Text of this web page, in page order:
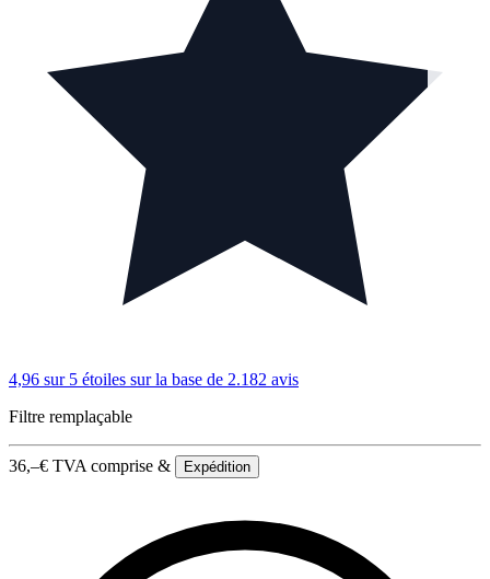
4,96 sur 5 étoiles sur la base de 2.182 avis
Filtre remplaçable
36,–€ TVA comprise & Expédition